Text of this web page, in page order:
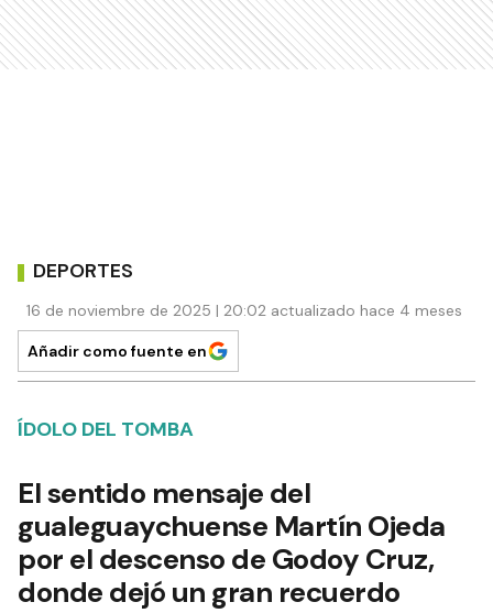
DEPORTES
16 de noviembre de 2025 | 20:02 actualizado hace 4 meses
Añadir como fuente en
ÍDOLO DEL TOMBA
El sentido mensaje del
gualeguaychuense Martín Ojeda
por el descenso de Godoy Cruz,
donde dejó un gran recuerdo